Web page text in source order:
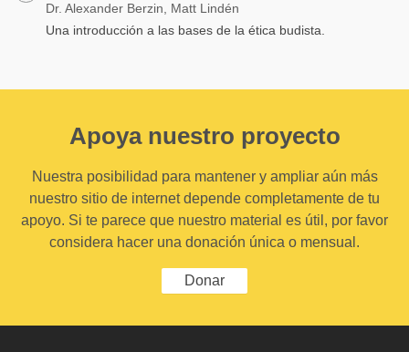
Dr. Alexander Berzin, Matt Lindén
Una introducción a las bases de la ética budista.
Apoya nuestro proyecto
Nuestra posibilidad para mantener y ampliar aún más
nuestro sitio de internet depende completamente de tu
apoyo. Si te parece que nuestro material es útil, por favor
considera hacer una donación única o mensual.
Donar